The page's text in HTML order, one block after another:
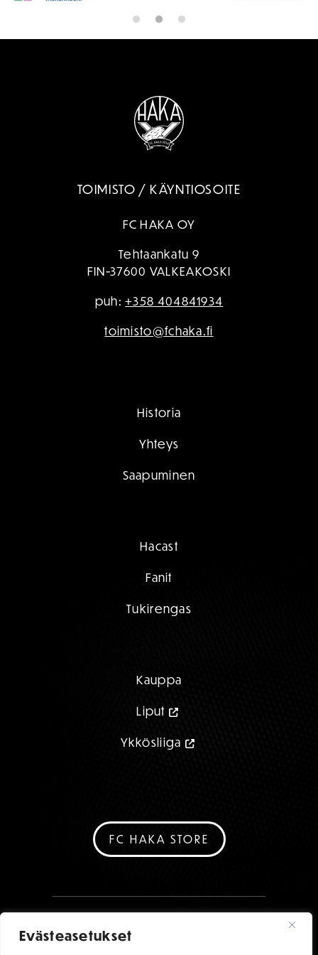
Evästeasetukset
TOIMISTO / KÄYNTIOSOITE
FC HAKA OY
Tehtaankatu 9
FIN-37600 VALKEAKOSKI
puh:+358 404841934
toimisto@fchaka.fi
Historia
Yhteys
Saapuminen
Hacast
Fanit
Tukirengas
Kauppa
Liput
Ykkösliiga
FC HAKA STORE